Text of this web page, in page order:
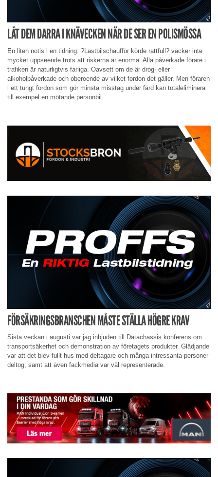
LÅT DEM DARRA I KNÄVECKEN NÄR DE SER EN POLISMÖSSA
En liten notis i en tidning: ?Lastbilschaufför körde rattfull? väcker inte
mycket uppseende trots att riskerna är enorma. Alla påverkade förare i
trafiken är naturligtvis farliga. Oavsett om de är drog- eller
alkoholpåverkade och oberoende av vilket fordon det gäller. Men föraren
i ett tungt fordon som gör minsta misstag under färd kan totaleliminera
till exempel en mötande personbil.
FÖRSÄKRINGSBRANSCHEN MÅSTE STÄLLA HÖGRE KRAV
Sista veckan i augusti var jag inbjuden till Datachassis konferens om
transportsäkerhet och demonstration av företagets produkter. Glädjande
var att det blev fullt hus med deltagare och många intressanta personer
deltog, samt att även fackmedia var väl representerade.